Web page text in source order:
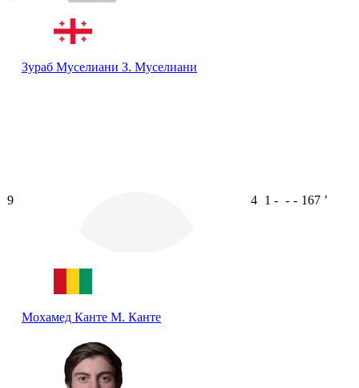
Зураб Муселиани З. Муселиани
9
Мохамед Канте М. Канте
4 1 - - - 167 ʼ